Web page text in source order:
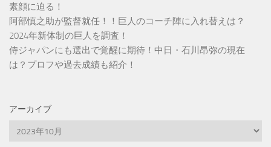
素顔に迫る！
阿部慎之助が監督就任！！巨人のコーチ陣に入れ替えは？
2024年新体制の巨人を調査！
侍ジャパンにも選出で覚醒に期待！中日・石川昂弥の現在
は？プロフや過去成績も紹介！
アーカイブ
ア